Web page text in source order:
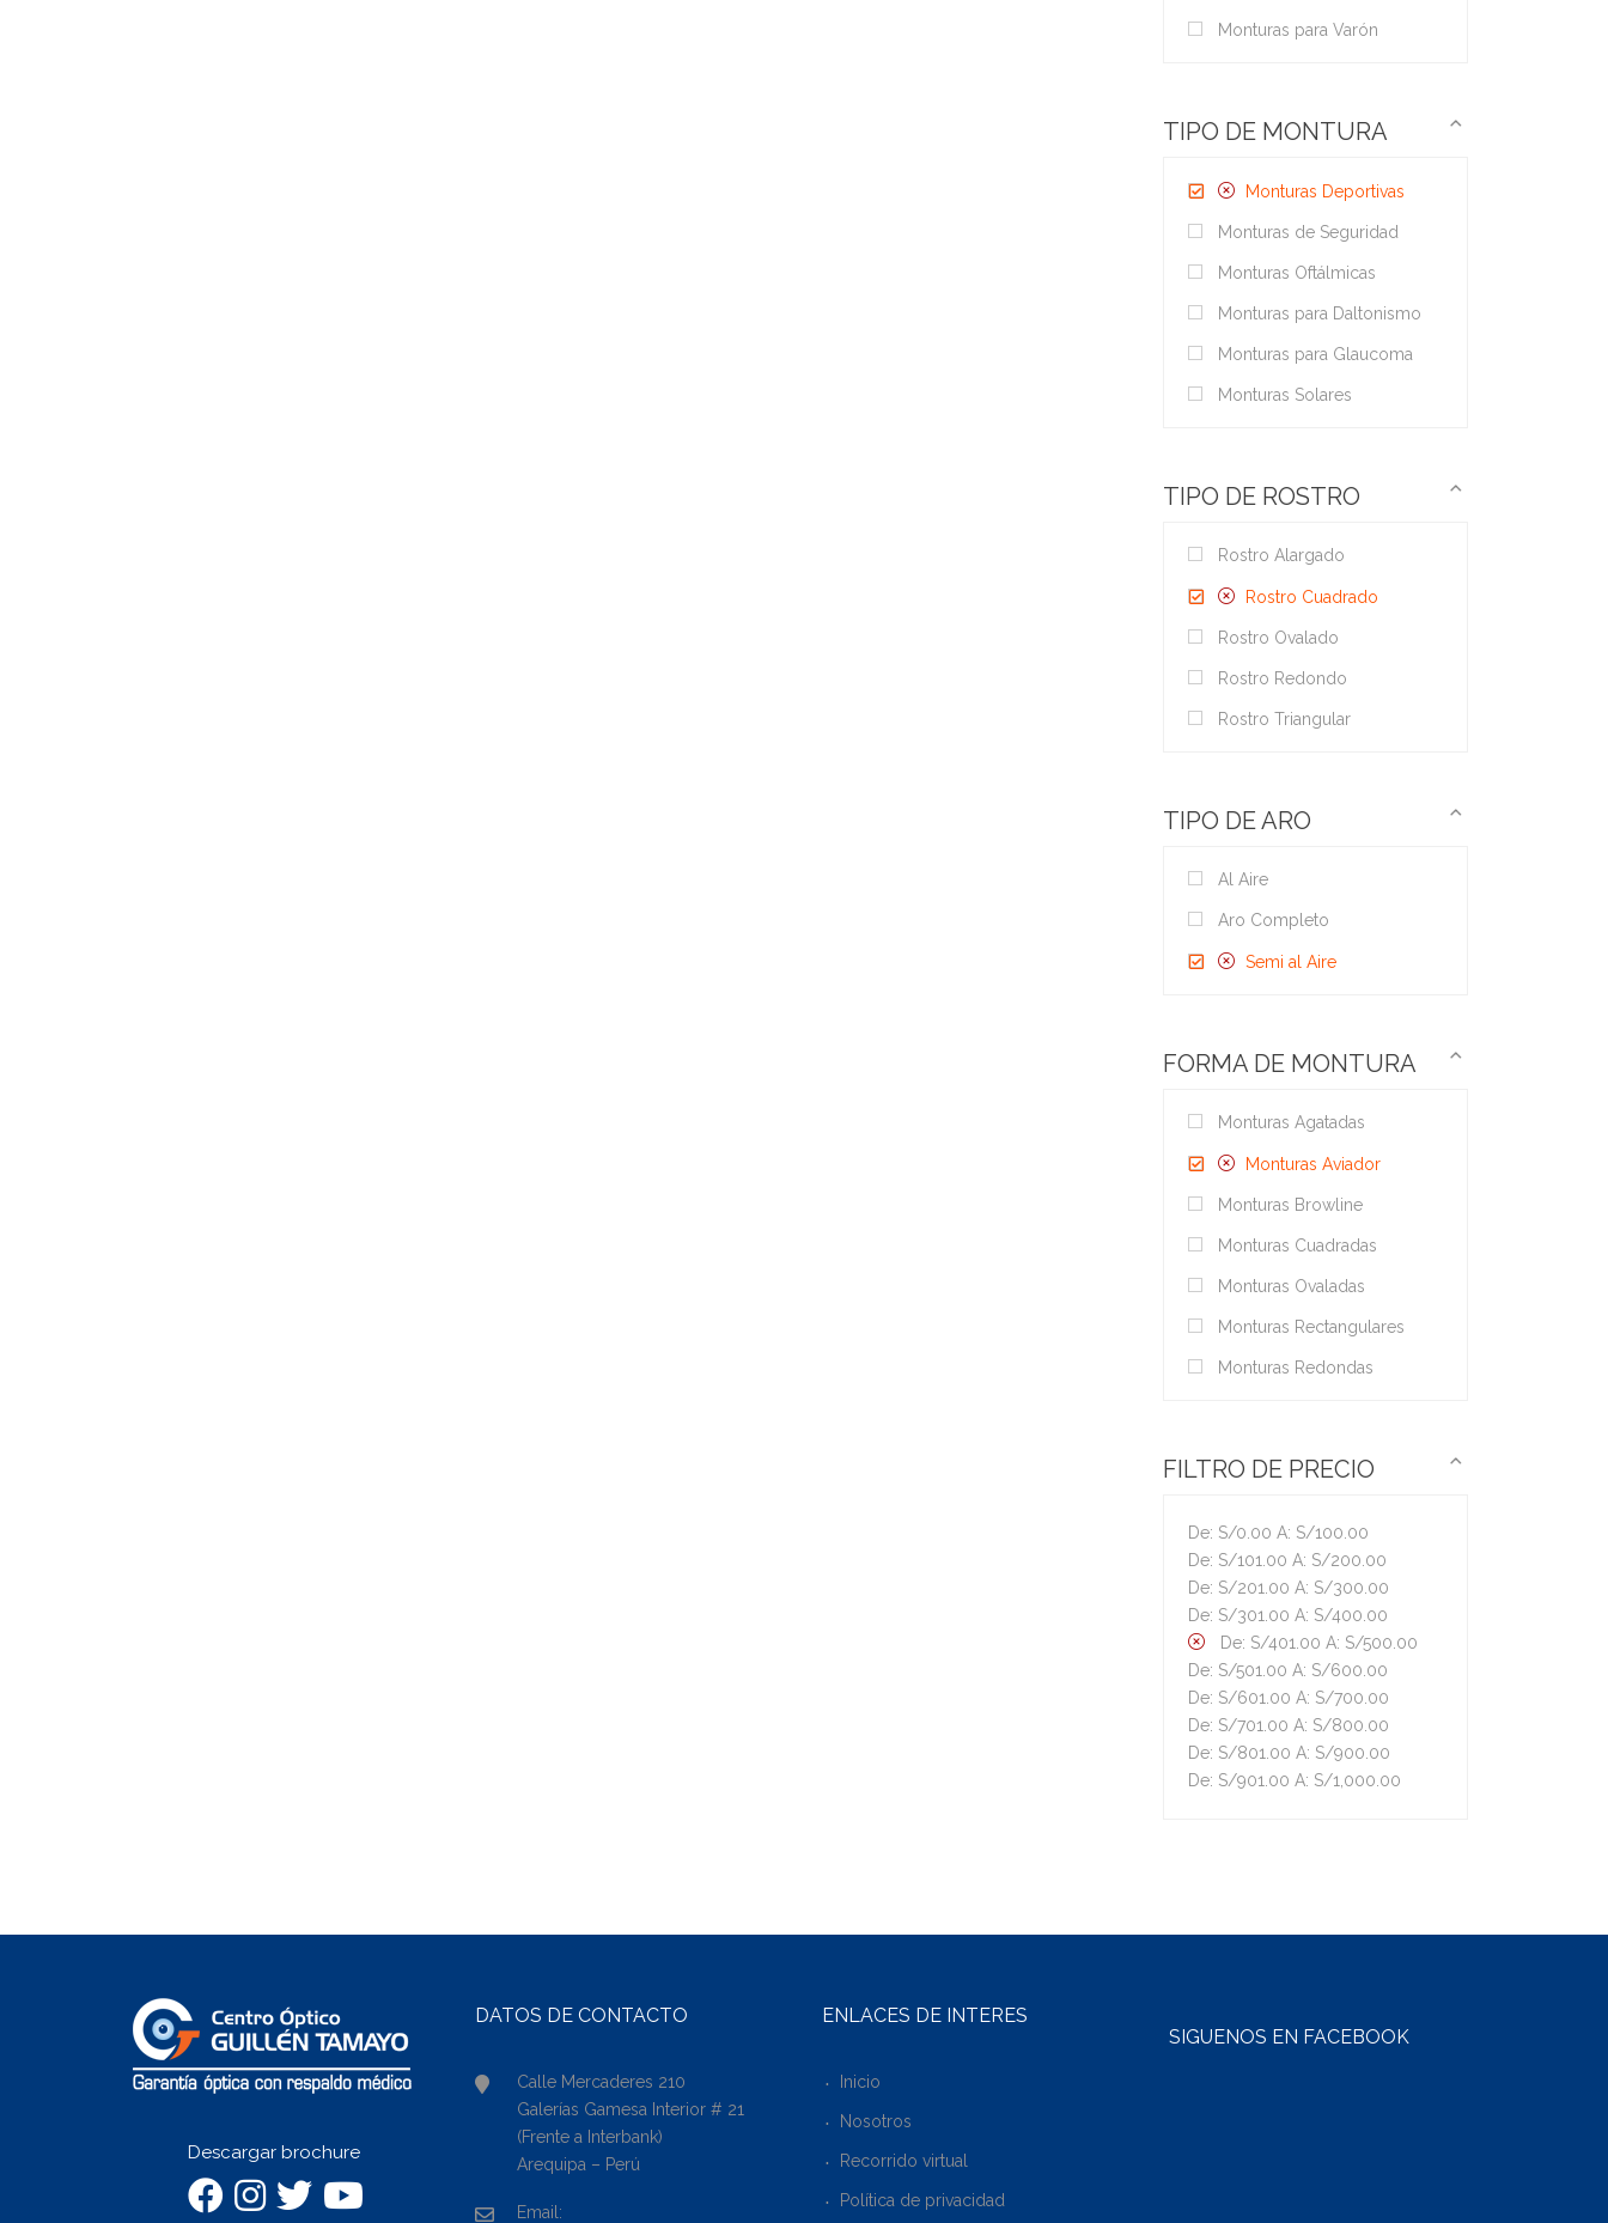
Monturas para Varón
TIPO DE MONTURA
Monturas Deportivas
Monturas de Seguridad
Monturas Oftálmicas
Monturas para Daltonismo
Monturas para Glaucoma
Monturas Solares
TIPO DE ROSTRO
Rostro Alargado
Rostro Cuadrado
Rostro Ovalado
Rostro Redondo
Rostro Triangular
TIPO DE ARO
Al Aire
Aro Completo
Semi al Aire
FORMA DE MONTURA
Monturas Agatadas
Monturas Aviador
Monturas Browline
Monturas Cuadradas
Monturas Ovaladas
Monturas Rectangulares
Monturas Redondas
FILTRO DE PRECIO
De: S/0.00 A: S/100.00
De: S/101.00 A: S/200.00
De: S/201.00 A: S/300.00
De: S/301.00 A: S/400.00
De: S/401.00 A: S/500.00
De: S/501.00 A: S/600.00
De: S/601.00 A: S/700.00
De: S/701.00 A: S/800.00
De: S/801.00 A: S/900.00
De: S/901.00 A: S/1,000.00
Descargar brochure
DATOS DE CONTACTO
Calle Mercaderes 210
Galerías Gamesa Interior # 21
(Frente a Interbank)
Arequipa – Perú
Email:
ENLACES DE INTERÉS
Inicio
Nosotros
Recorrido virtual
Política de privacidad
SÍGUENOS EN FACEBOOK